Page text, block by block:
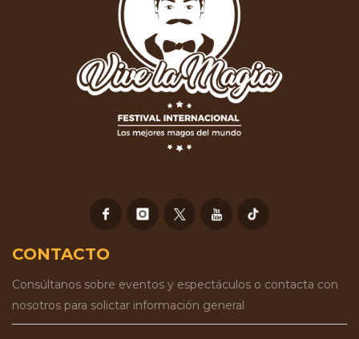
CONTACTO
Consúltanos sobre eventos y espectáculos o contacta con
nosotros para solictar información general